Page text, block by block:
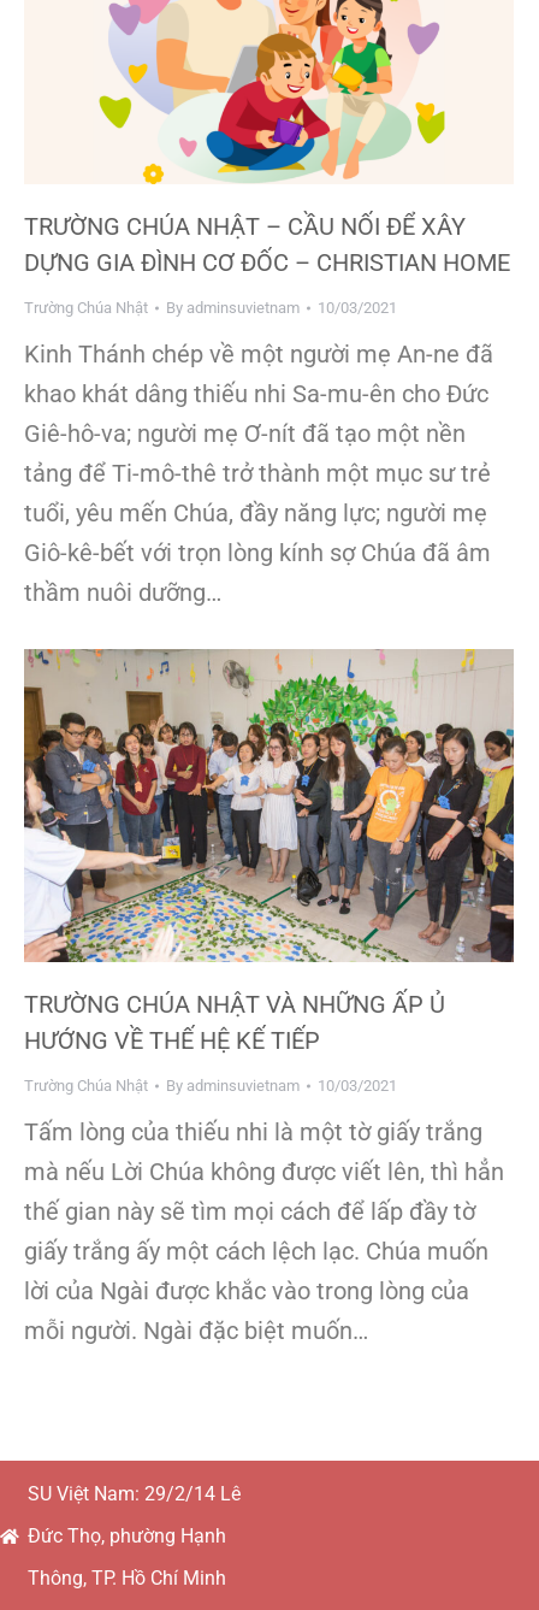
TRƯỜNG CHÚA NHẬT – CẦU NỐI ĐỂ XÂY
DỰNG GIA ĐÌNH CƠ ĐỐC – CHRISTIAN HOME
Trường Chúa Nhật By adminsuvietnam 10/03/2021
Kinh Thánh chép về một người mẹ An-ne đã
khao khát dâng thiếu nhi Sa-mu-ên cho Đức
Giê-hô-va; người mẹ Ơ-nít đã tạo một nền
tảng để Ti-mô-thê trở thành một mục sư trẻ
tuổi, yêu mến Chúa, đầy năng lực; người mẹ
Giô-kê-bết với trọn lòng kính sợ Chúa đã âm
thầm nuôi dưỡng…
TRƯỜNG CHÚA NHẬT VÀ NHỮNG ẤP Ủ
HƯỚNG VỀ THẾ HỆ KẾ TIẾP
Trường Chúa Nhật By adminsuvietnam 10/03/2021
Tấm lòng của thiếu nhi là một tờ giấy trắng
mà nếu Lời Chúa không được viết lên, thì hẳn
thế gian này sẽ tìm mọi cách để lấp đầy tờ
giấy trắng ấy một cách lệch lạc. Chúa muốn
lời của Ngài được khắc vào trong lòng của
mỗi người. Ngài đặc biệt muốn…
SU Việt Nam: 29/2/14 Lê
Đức Thọ, phường Hạnh
Thông, TP. Hồ Chí Minh